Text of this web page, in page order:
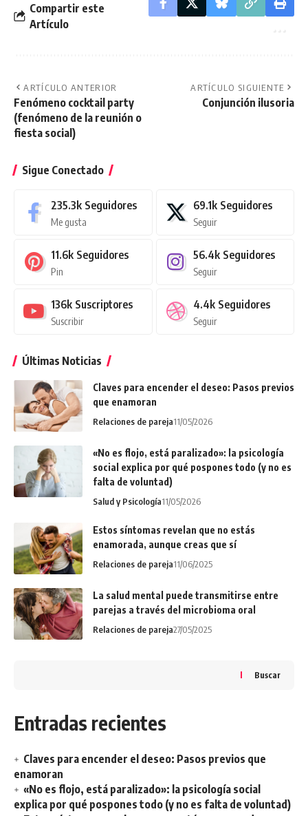
Compartir este
Artículo
ARTÍCULO ANTERIOR
Fenómeno cocktail party
(fenómeno de la reunión o
fiesta social)
ARTÍCULO SIGUIENTE
Conjunción ilusoria
Sigue Conectado
235.3k Seguidores
Me gusta
69.1k Seguidores
Seguir
11.6k Seguidores
Pin
56.4k Seguidores
Seguir
136k Suscriptores
Suscribir
4.4k Seguidores
Seguir
Últimas Noticias
Claves para encender el deseo: Pasos previos
que enamoran
Relaciones de pareja11/05/2026
«No es flojo, está paralizado»: la psicología
social explica por qué pospones todo (y no es
falta de voluntad)
Salud y Psicología11/05/2026
Estos síntomas revelan que no estás
enamorada, aunque creas que sí
Relaciones de pareja11/06/2025
La salud mental puede transmitirse entre
parejas a través del microbioma oral
Relaciones de pareja27/05/2025
Buscar
Entradas recientes
Claves para encender el deseo: Pasos previos que
enamoran
«No es flojo, está paralizado»: la psicología social
explica por qué pospones todo (y no es falta de voluntad)